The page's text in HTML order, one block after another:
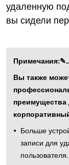
удаленную
вы сидели
Вы также
Больше
записи для
пользователя.